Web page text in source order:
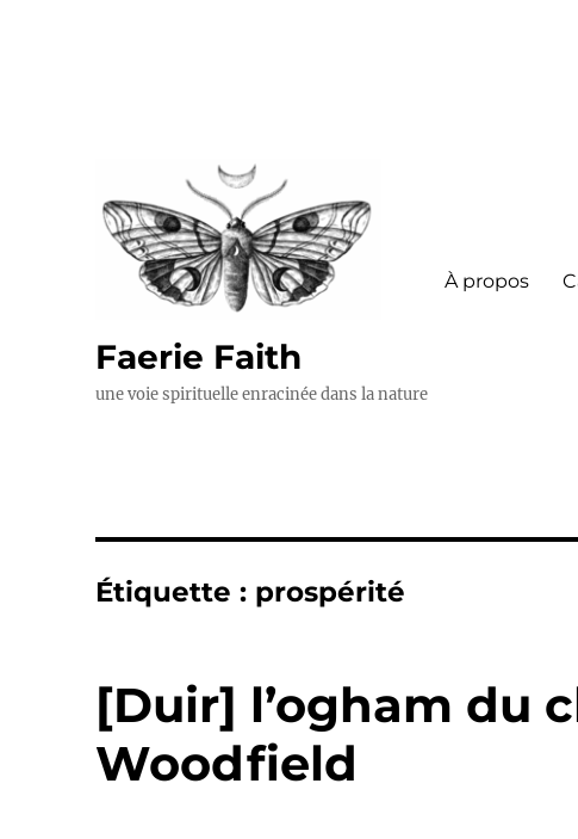
Faerie Faith
une voie spirituelle enracinée dans la nature
À propos
Étiquette : prospérité
[Duir] l’ogham du
Woodfield